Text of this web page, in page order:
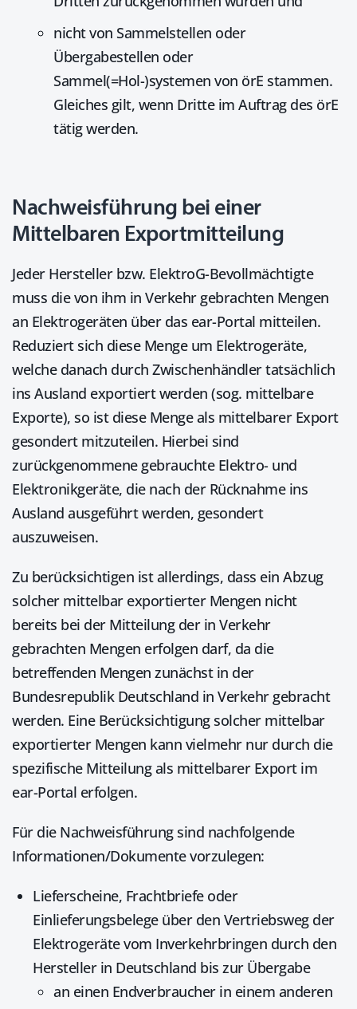
nicht von Sammelstellen oder
Übergabestellen oder
Sammel(=Hol-)systemen von örE stammen.
Gleiches gilt, wenn Dritte im Auftrag des örE
tätig werden.
Nachweisführung bei einer
Mittelbaren Exportmitteilung
Jeder Hersteller bzw. ElektroG-Bevollmächtigte
muss die von ihm in Verkehr gebrachten Mengen
an Elektrogeräten über das ear-Portal mitteilen.
Reduziert sich diese Menge um Elektrogeräte,
welche danach durch Zwischenhändler tatsächlich
ins Ausland exportiert werden (sog. mittelbare
Exporte), so ist diese Menge als mittelbarer Export
gesondert mitzuteilen. Hierbei sind
zurückgenommene gebrauchte Elektro- und
Elektronikgeräte, die nach der Rücknahme ins
Ausland ausgeführt werden, gesondert
auszuweisen.
Zu berücksichtigen ist allerdings, dass ein Abzug
solcher mittelbar exportierter Mengen nicht
bereits bei der Mitteilung der in Verkehr
gebrachten Mengen erfolgen darf, da die
betreffenden Mengen zunächst in der
Bundesrepublik Deutschland in Verkehr gebracht
werden. Eine Berücksichtigung solcher mittelbar
exportierter Mengen kann vielmehr nur durch die
spezifische Mitteilung als mittelbarer Export im
ear-Portal erfolgen.
Für die Nachweisführung sind nachfolgende
Informationen/Dokumente vorzulegen:
Lieferscheine, Frachtbriefe oder
Einlieferungsbelege über den Vertriebsweg der
Elektrogeräte vom Inverkehrbringen durch den
Hersteller in Deutschland bis zur Übergabe
an einen Endverbraucher in einem anderen